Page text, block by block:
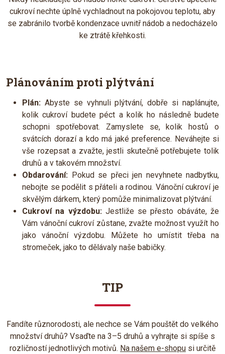
cukroví nechte úplně vychladnout na pokojovou teplotu, aby
se zabránilo tvorbě kondenzace uvnitř nádob a nedocházelo
ke ztrátě křehkosti.
Plánováním proti plýtvání
Plán: Abyste se vyhnuli plýtvání, dobře si naplánujte,
kolik cukroví budete péct a kolik ho následně budete
schopni spotřebovat. Zamyslete se, kolik hostů o
svátcích dorazí a kdo má jaké preference. Neváhejte si
vše rozepsat a zvažte, jestli skutečně potřebujete tolik
druhů a v takovém množství.
​Obdarování: Pokud se přeci jen nevyhnete nadbytku,
nebojte se podělit s přáteli a rodinou. Vánoční cukroví je
skvělým dárkem, který pomůže minimalizovat plýtvání.
Cukroví na výzdobu:Jestliže se přesto obáváte, že
Vám vánoční cukroví zůstane, zvažte možnost využít ho
jako vánoční výzdobu. Můžete ho umístit třeba na
stromeček, jako to dělávaly naše babičky.
TIP
Fandíte různorodosti, ale nechce se Vám pouštět do velkého
množství druhů? Vsaďte na 3–5 druhů a vyhrajte si spíše s
rozličností jednotlivých motivů. Na našem e-shopu si určitě